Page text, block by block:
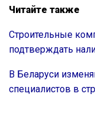
Читайте также
Строительные
подтверждать
В Беларуси
специалистов в